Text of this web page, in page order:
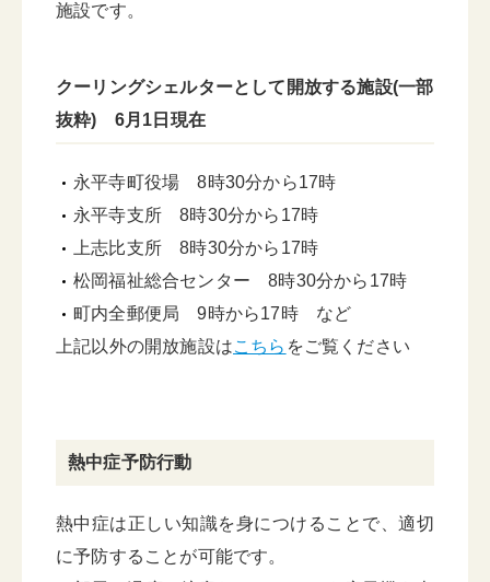
施設です。
クーリングシェルターとして開放する施設(一部
抜粋) 6月1日現在
永平寺町役場 8時30分から17時
永平寺支所 8時30分から17時
上志比支所 8時30分から17時
松岡福祉総合センター 8時30分から17時
町内全郵便局 9時から17時 など
上記以外の開放施設はこちら をご覧ください
熱中症予防行動
熱中症は正しい知識を身につけることで、適切
に予防することが可能です。